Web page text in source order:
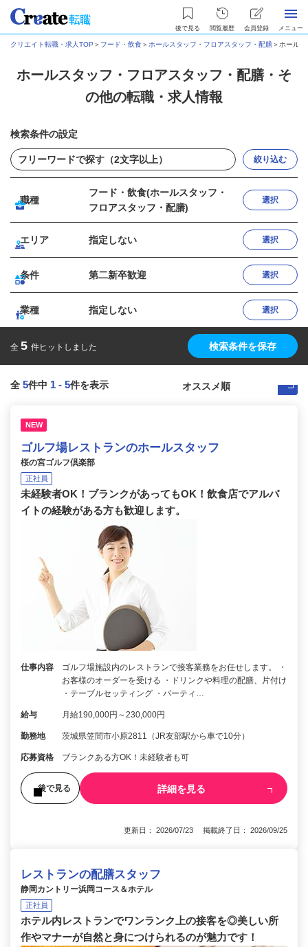
後で見る 閲覧履歴 会員登録 メニュー
クリエイト転職・求人TOP ＞ フード・飲食＞ ホールスタッフ・フロアスタッフ・配膳＞ ホール
ホールスタッフ・フロアスタッフ・配膳・そ
の他の転職・求人情報
検索条件の設定
絞り込む
職種
フード・飲食(ホールスタッフ・
フロアスタッフ・配膳)
選択
エリア 指定しない 選択
条件 第二新卒歓迎 選択
業種 指定しない 選択
全 5 件ヒットしました 検索条件を保存
全 5件中 1 - 5件を表示
NEW
ゴルフ場レストランのホールスタッフ
桜の宮ゴルフ倶楽部
正社員
未経験者OK！ブランクがあってもOK！飲食店でアルバ
イトの経験がある方も歓迎します。
仕事内容
ゴルフ場施設内のレストランで接客業務をお任せします。 ・
お客様のオーダーを受ける ・ドリンクや料理の配膳、片付け
・テーブルセッティング ・パーティ…
給与 月給190,000円～230,000円
勤務地 茨城県笠間市小原2811（JR友部駅から車で10分）
応募資格 ブランクある方OK！未経験者も可
後で見る 詳細を見る
更新日： 2026/07/23 掲載終了日： 2026/09/25
レストランの配膳スタッフ
静岡カントリー浜岡コース＆ホテル
正社員
ホテル内レストランでワンランク上の接客を◎美しい所
作やマナーが自然と身につけられるのが魅力です！